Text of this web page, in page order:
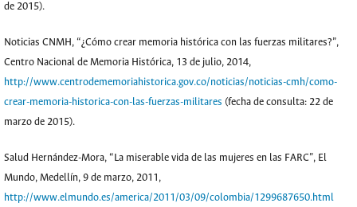
de 2015).
Noticias CNMH, “¿Cómo crear memoria histórica con las fuerzas militares?”,
Centro Nacional de Memoria Histórica, 13 de julio, 2014,
http://www.centrodememoriahistorica.gov.co/noticias/noticias-cmh/como-
crear-memoria-historica-con-las-fuerzas-militares (fecha de consulta: 22 de
marzo de 2015).
Salud Hernández-Mora, “La miserable vida de las mujeres en las FARC”, El
Mundo, Medellín, 9 de marzo, 2011,
http://www.elmundo.es/america/2011/03/09/colombia/1299687650.html